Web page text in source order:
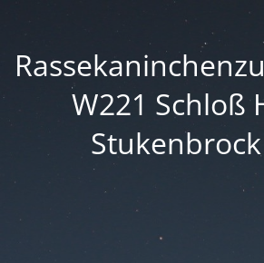
W221 Schloß
Stukenbrock